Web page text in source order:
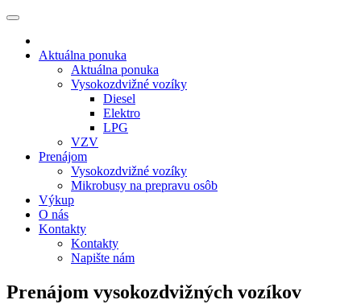
Aktuálna ponuka
Aktuálna ponuka
Vysokozdvižné vozíky
Diesel
Elektro
LPG
VZV
Prenájom
Vysokozdvižné vozíky
Mikrobusy na prepravu osôb
Výkup
O nás
Kontakty
Kontakty
Napište nám
Prenájom vysokozdvižných vozíkov